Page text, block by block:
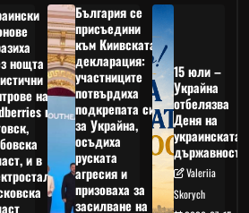
нощта
на
в
и в
България се
присъедини
към Киивската
декларация:
участниците
потвърдиха
подкрепата си
за Украйна,
осъдиха
руската
агресия и
призоваха за
засилване на
15 юли –
Украйна
отбелязва
Деня на
украинската
държавност
Valeriia
Skorych